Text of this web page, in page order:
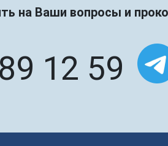
на Ваши вопросы и
12 59